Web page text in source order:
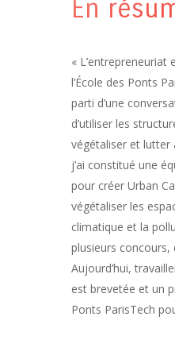
En
« L’entrepreneuriat
l’École des Ponts
parti d’une
d’utiliser les
végétaliser et lutter
j’ai constitué une
pour créer Urban
végétaliser les
climatique et la
plusieurs
Aujourd’hui,
est brevetée et un
Ponts ParisTech